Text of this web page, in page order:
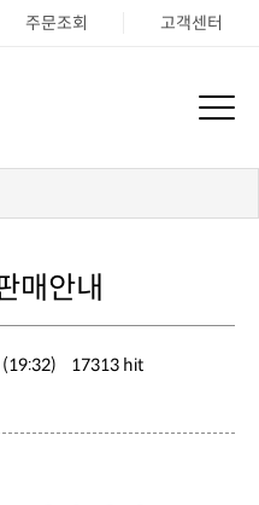
주문조회 고객센터
매안내
17313 hit